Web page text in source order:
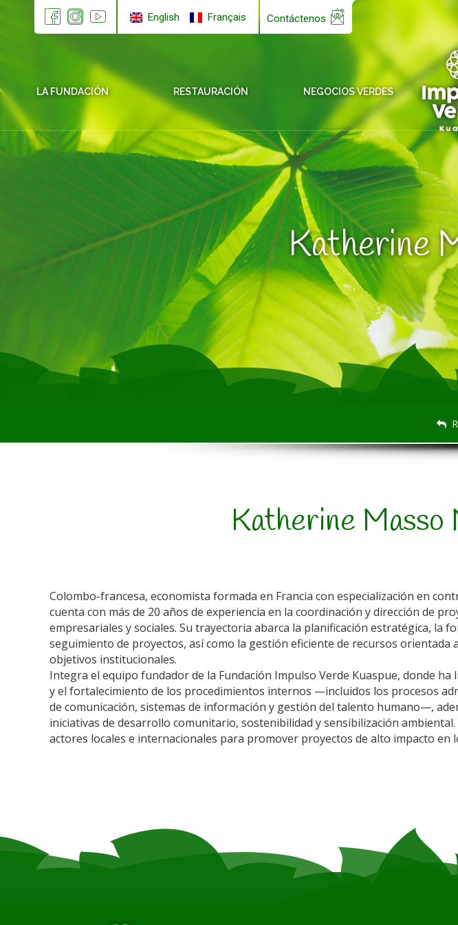
English Français Contáctenos
LA FUNDACIÓN RESTAURACIÓN NEGOCIOS VERDES
Katherine
Katherine
Colombo-francesa, economista formada en Francia con especialización en
cuenta con más de 20 años de experiencia en la coordinación y dirección de
empresariales y sociales. Su trayectoria abarca la planificación estratégica, la
seguimiento de proyectos, así como la gestión eficiente de recursos orientada
objetivos institucionales.
Integra el equipo fundador de la Fundación Impulso Verde Kuaspue, donde
y el fortalecimiento de los procedimientos internos —incluidos los procesos
de comunicación, sistemas de información y gestión del talento humano—,
iniciativas de desarrollo comunitario, sostenibilidad y sensibilización
actores locales e internacionales para promover proyectos de alto impacto en